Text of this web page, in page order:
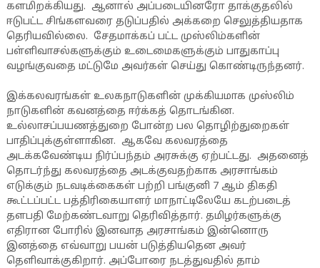
களமிறக்கியது. ஆனால் அப்படையினரோ தாக்குதலில்
ஈடுபட்ட சிங்களவரை தடுப்பதில் அக்கறை செலுத்தியதாக
தெரியவில்லை. சேதமாக்கப் பட்ட முஸ்லிம்களின்
பள்ளிவாசல்களுக்கும் உடைமைகளுக்கும் பாதுகாப்பு
வழங்குவதை மட்டுமே அவர்கள் செய்து கொண்டிருந்தனர்.
இக்கலவரங்கள் உலகநாடுகளின் முக்கியமாக முஸ்லிம்
நாடுகளின் கவனத்தை ஈர்க்கத் தொடங்கின.
உல்லாசப்பயணத்துறை போன்ற பல தொழிற்துறைகள்
பாதிப்புக்குள்ளாகின. ஆகவே கலவரத்தை
அடக்கவேண்டிய நிர்ப்பந்தம் அரசுக்கு ஏற்பட்டது. அதனைத்
தொடர்ந்து கலவரத்தை அடக்குவதற்காக அரசாங்கம்
எடுக்கும் நடவடிக்கைகள் பற்றி பங்குனி 7 ஆம் திகதி
கூட்டப்பட்ட பத்திரிகையாளர் மாநாட்டிலேயே கடற்படைத்
தளபதி மேற்கண்டவாறு தெரிவித்தார். தமிழர்களுக்கு
எதிரான போரில் இனவாத அரசாங்கம் இன்னொரு
இனத்தை எவ்வாறு பயன் படுத்தியதென அவர்
தெளிவாக்குகிறார். அப்போரை நடத்துவதில் தாம்